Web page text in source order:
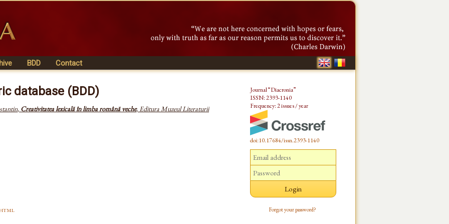
BDD Contact
database (BDD)
, Creativitatea lexicală în limba română veche,Editura Muzeul Literaturii
Journal “Diacronia”
ISSN: 2393-1140
Frequency: 2 issues / year
doi:10.17684/issn.2393-1140
Forgot your password?